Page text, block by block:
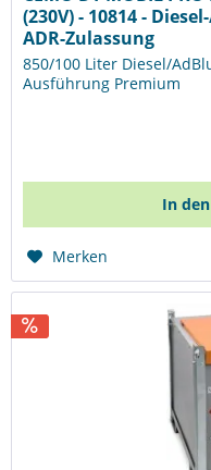
(230V) - 10814 -
ADR-Zulassung
850/100 Liter Diesel/
Ausführung Premium
In den
Merken